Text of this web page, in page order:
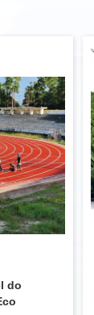
do